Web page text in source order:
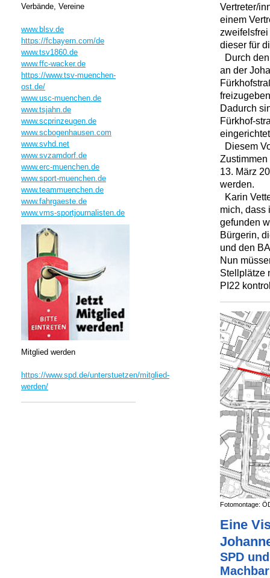
Vertreter/
einem
dieser für
Durch
an der
Dadurch
Fürkhof-
Diesem
13. März
werden.
Karin
mich, dass
gefunden
Bürgerin,
und den
Nun
Stellplätze
PI22
Fotomontage:
Eine
SPD
Verbände, Vereine
www.blsv.de
https://fcbayern.com/de
www.tsv1860.de
www.ffc-wacker.de
https://www.tsv-muenchen-
ost.de/
www.usc-muenchen.de
www.tsjahn.de
www.scprinzeugen.de
www.scbogenhausen.com
www.svhd.net
www.svzamdorf.de
www.erc-muenchen.de
www.sport-muenchen.de
www.teammuenchen.de
www.fahrgaeste.de
www.vms-sportjournalisten.de
Mitglied werden
https://www.spd.de/unterstuetzen/mitglied-
werden/